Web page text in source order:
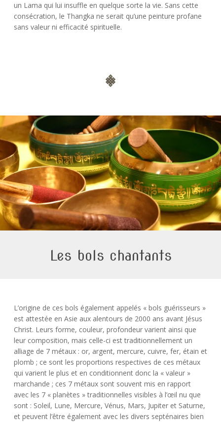
un Lama qui lui insuffle en quelque sorte la vie. Sans cette
consécration, le Thangka ne serait qu’une peinture profane
sans valeur ni efficacité spirituelle.
Les bols chantants
L’origine de ces bols également appelés « bols guérisseurs »
est attestée en Asie aux alentours de 2000 ans avant Jésus
Christ. Leurs forme, couleur, profondeur varient ainsi que
leur composition, mais celle-ci est traditionnellement un
alliage de 7 métaux : or, argent, mercure, cuivre, fer, étain et
plomb ; ce sont les proportions respectives de ces métaux
qui varient le plus et en conditionnent donc la « valeur »
marchande ; ces 7 métaux sont souvent mis en rapport
avec les 7 « planètes » traditionnelles visibles à l’œil nu que
sont : Soleil, Lune, Mercure, Vénus, Mars, Jupiter et Saturne,
et peuvent l’être également avec les divers septénaires bien